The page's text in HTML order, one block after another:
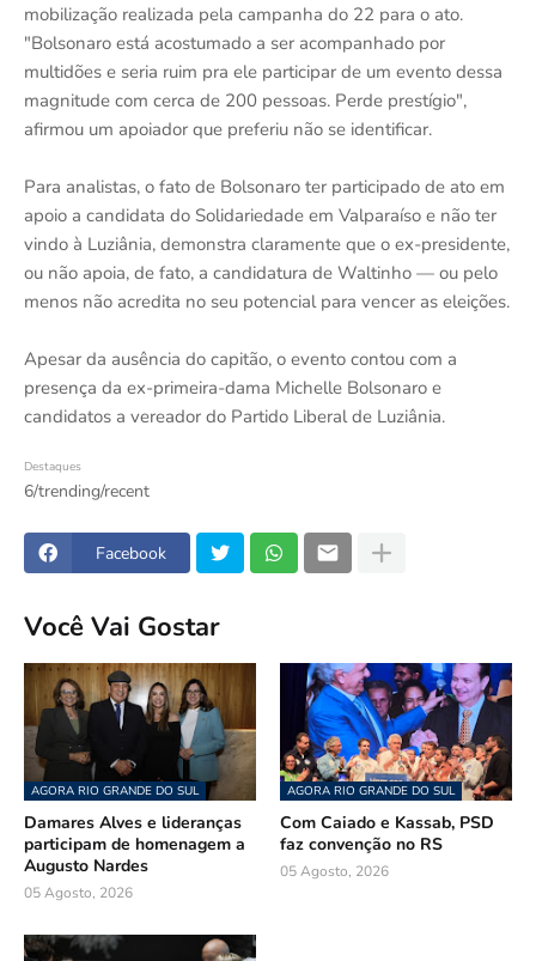
mobilização realizada pela campanha do 22 para o ato.
"Bolsonaro está acostumado a ser acompanhado por
multidões e seria ruim pra ele participar de um evento dessa
magnitude com cerca de 200 pessoas. Perde prestígio",
afirmou um apoiador que preferiu não se identificar.
Para analistas, o fato de Bolsonaro ter participado de ato em
apoio a candidata do Solidariedade em Valparaíso e não ter
vindo à Luziânia, demonstra claramente que o ex-presidente,
ou não apoia, de fato, a candidatura de Waltinho — ou pelo
menos não acredita no seu potencial para vencer as eleições.
Apesar da ausência do capitão, o evento contou com a
presença da ex-primeira-dama Michelle Bolsonaro e
candidatos a vereador do Partido Liberal de Luziânia.
Destaques
6/trending/recent
Facebook
Você Vai Gostar
AGORA RIO GRANDE DO SUL
Damares Alves e lideranças
participam de homenagem a
Augusto Nardes
05 Agosto, 2026
AGORA RIO GRANDE DO SUL
Com Caiado e Kassab, PSD
faz convenção no RS
05 Agosto, 2026